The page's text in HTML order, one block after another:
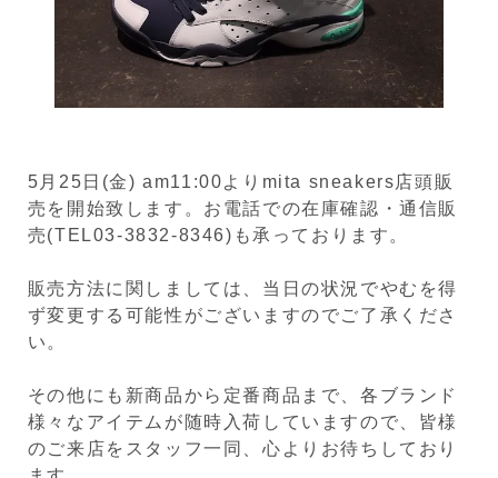
5月25日(金) am11:00よりmita sneakers店頭販
売を開始致します。お電話での在庫確認・通信販
売(TEL03-3832-8346)も承っております。
販売方法に関しましては、当日の状況でやむを得
ず変更する可能性がございますのでご了承くださ
い。
その他にも新商品から定番商品まで、各ブランド
様々なアイテムが随時入荷していますので、皆様
のご来店をスタッフ一同、心よりお待ちしており